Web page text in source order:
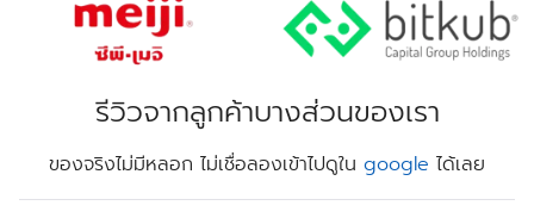
รีวิวจากลูกค้าบางส่วนของเรา
ของจริงไม่มีหลอก ไม่เชื่อลองเข้าไปดูใน google ได้เลย